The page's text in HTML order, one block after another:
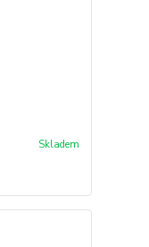
Skladem